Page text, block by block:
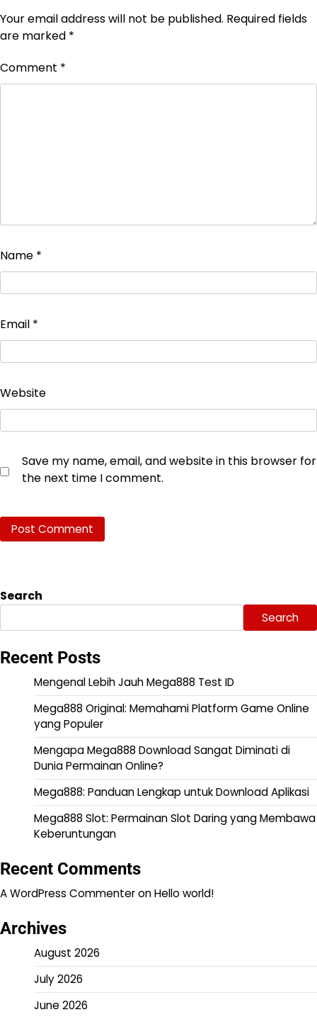
Your email address will not be published. Required fields
are marked *
Comment *
Name *
Email *
Website
Save my name, email, and website in this browser for
the next time I comment.
Search
Search
Recent Posts
Mengenal Lebih Jauh Mega888 Test ID
Mega888 Original: Memahami Platform Game Online
yang Populer
Mengapa Mega888 Download Sangat Diminati di
Dunia Permainan Online?
Mega888: Panduan Lengkap untuk Download Aplikasi
Mega888 Slot: Permainan Slot Daring yang Membawa
Keberuntungan
Recent Comments
A WordPress CommenteronHello world!
Archives
August 2026
July 2026
June 2026